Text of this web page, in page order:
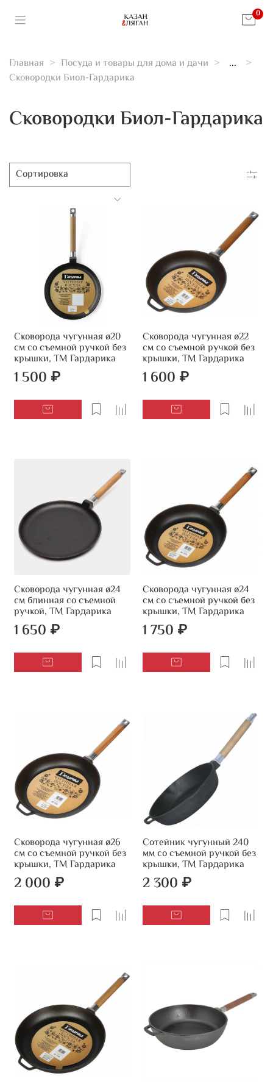
0
Главная Посуда и товары для дома и дачи
...
Сковородки Биол-Гардарика
Сковородки Биол-Гардарика
Сковорода чугунная ø20
см со съемной ручкой без
крышки, ТМ Гардарика
1 500 ₽
Сковорода чугунная ø22
см со съемной ручкой без
крышки, ТМ Гардарика
1 600 ₽
Сковорода чугунная ø24
см блинная со съемной
ручкой, ТМ Гардарика
1 650 ₽
Сковорода чугунная ø24
см со съемной ручкой без
крышки, ТМ Гардарика
1 750 ₽
Сковорода чугунная ø26
см со съемной ручкой без
крышки, ТМ Гардарика
2 000 ₽
Сотейник чугунный 240
мм со съемной ручкой без
крышки, ТМ Гардарика
2 300 ₽